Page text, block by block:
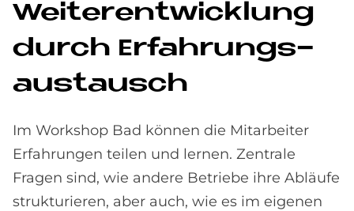
Wei­ter­ent­wick­lung
durch Er­fah­rungs­
aus­tausch
Im Workshop Bad können die Mitarbeiter
Erfahrungen teilen und lernen. Zentrale
Fragen sind, wie andere Betriebe ihre Abläufe
strukturieren, aber auch, wie es im eigenen